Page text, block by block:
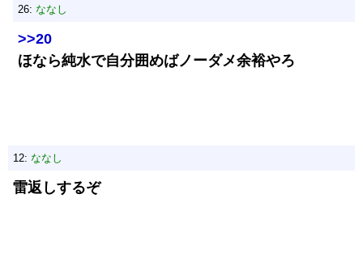
26: ななし
>>20
ほなら純水で自分囲めばノーダメ余裕やろ
12: ななし
雷返しするぞ